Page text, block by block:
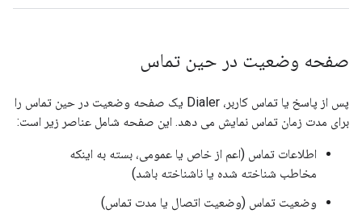
صفحه وضعیت در حین تماس
پس از پاسخ یا تماس کاربر، Dialer یک صفحه وضعیت در حین تماس را
برای مدت زمان تماس نمایش می دهد. این صفحه شامل عناصر زیر است:
اطلاعات تماس (اعم از خاص یا عمومی، بسته به اینکه
مخاطب شناخته شده یا ناشناخته باشد)
وضعیت تماس (وضعیت اتصال یا مدت تماس)